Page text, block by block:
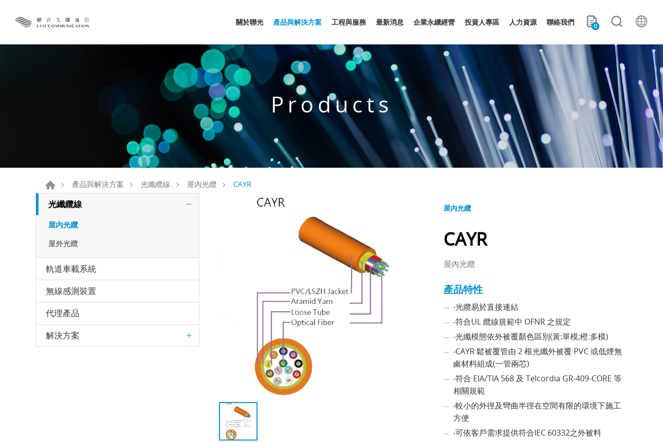
關於聯光 產品與解決方案 工程與服務 最新消息 企業永續經營 投資人專區 人力資源 聯絡我們 0
Products
產品與解決方案 光纖纜線 屋內光纜 CAYR
光纖纜線
屋內光纜
屋外光纜
軌道車載系統
無線感測裝置
代理產品
解決方案
屋內光纜
CAYR
屋內光纜
產品特性
‧光纜易於直接連結
‧符合UL 纜線規範中 OFNR 之規定
‧光纖模態依外被覆顏色區別(黃:單模;橙:多模)
‧CAYR 鬆被覆管由 2 根光纖外被覆 PVC 或低煙無
鹵材料組成(一管兩芯)
‧符合 EIA/TIA 568 及 Telcordia GR-409-CORE 等
相關規範
‧較小的外徑及彎曲半徑在空間有限的環境下施工
方便
‧可依客戶需求提供符合IEC 60332之外被料